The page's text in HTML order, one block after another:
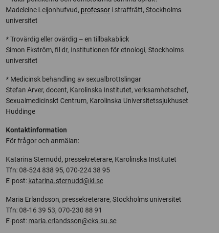
Madeleine Leijonhufvud, professor i straffrätt, Stockholms
universitet
* Trovärdig eller ovärdig – en tillbakablick
Simon Ekström, fil dr, Institutionen för etnologi, Stockholms
universitet
* Medicinsk behandling av sexualbrottslingar
Stefan Arver, docent, Karolinska Institutet, verksamhetschef,
Sexualmedicinskt Centrum, Karolinska Universitetssjukhuset
Huddinge
Kontaktinformation
För frågor och anmälan:
Katarina Sternudd, pressekreterare, Karolinska Institutet
Tfn: 08-524 838 95, 070-224 38 95
E-post: katarina.sternudd@ki.se
Maria Erlandsson, pressekreterare, Stockholms universitet
Tfn: 08-16 39 53, 070-230 88 91
E-post: maria.erlandsson@eks.su.se